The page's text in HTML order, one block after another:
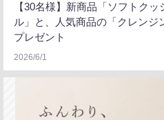
【30名様】新商品「ソフトク
ル」と、人気商品の「クレンジ
プレゼント
2026/6/1